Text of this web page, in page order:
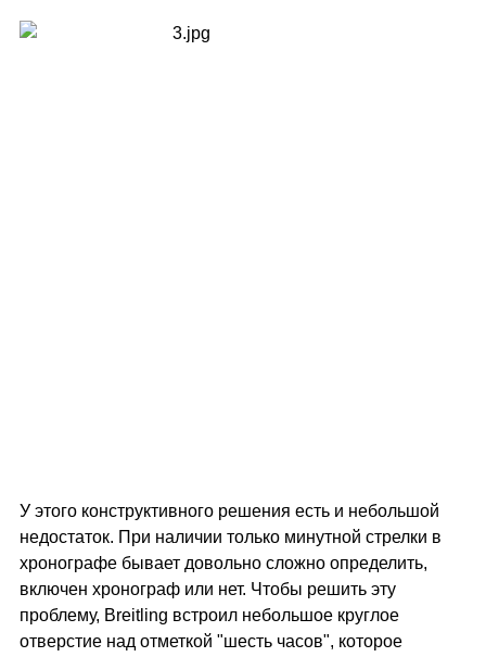
У этого конструктивного решения есть и небольшой
недостаток. При наличии только минутной стрелки в
хронографе бывает довольно сложно определить,
включен хронограф или нет. Чтобы решить эту
проблему, Breitling встроил небольшое круглое
отверстие над отметкой "шесть часов", которое